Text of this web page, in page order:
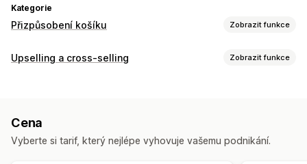
Kategorie
Přizpůsobení košíku Zobrazit funkce
Zobrazení košíku
Plovoucí košík
Nástroje pro odpočet času
Upselling a cross-selling Zobrazit funkce
Doplňky jedním kliknutím
Vlastní HTML
Přetahovací editor Více měn Více jazyků
Cena
Vyberte si tarif, který nejlépe vyhovuje vašemu podnikání.